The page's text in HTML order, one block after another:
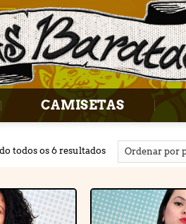
CAMISETAS
todos os 6 resultados